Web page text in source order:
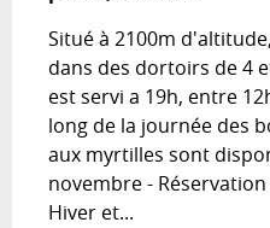
Situé à 2100m
dans des dortoirs de 4
est servi a 19h, entre
long de la journée des
aux myrtilles sont
novembre -
Hiver et...